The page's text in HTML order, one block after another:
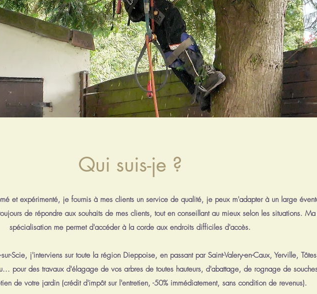
Qui suis-je ?
et expérimenté, je fournis à mes clients un service de qualité, je peux m'adapter à un large
de répondre aux souhaits de mes clients, tout en conseillant au mieux selon les situations. Ma
spécialisation me permet d'accéder à la corde aux endroits difficiles d'accès.
sur-Scie, j'interviens sur toute la région Dieppoise, en passant par Saint-Valery-en-Caux, Yerville,
pour des travaux d'élagage de vos arbres de toutes hauteurs, d'abattage, de rognage de
de votre jardin (crédit d'impôt sur l'entretien, -50% immédiatement, sans condition de revenus).